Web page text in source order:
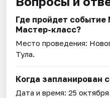
Где пройдет
Мастер-класс?
Место проведения:
Тула.
Когда запланирован
Дата и время:25